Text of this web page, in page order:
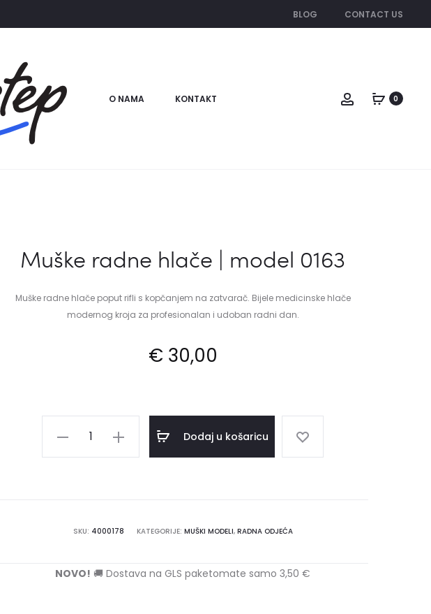
BLOG CONTACT US
O NAMA KONTAKT Account0
Muške radne hlače | model 0163
Muške radne hlače poput rifli s kopčanjem na zatvarač. Bijele medicinske hlače
modernog kroja za profesionalan i udoban radni dan.
€ 30,00
Dodaj u košaricu
SKU: 4000178 KATEGORIJE: MUŠKI MODELI, RADNA ODJEĆA
NOVO! 🚚 Dostava na GLS paketomate samo 3,50 €